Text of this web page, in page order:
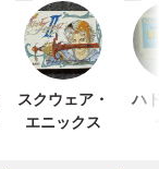
スクウェア・
エニックス
ハ